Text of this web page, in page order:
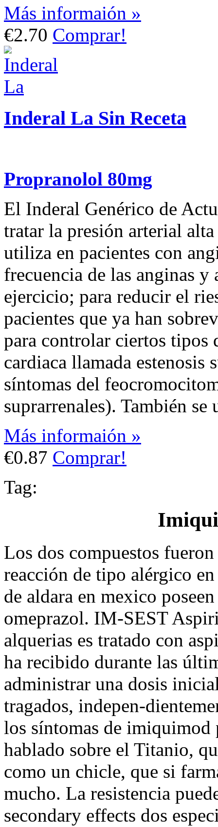
Más informaión »
€2.70 Comprar!
Inderal La Sin Receta
Propranolol 80mg
El Inderal Genérico de
tratar la presión arterial
utiliza en pacientes con
frecuencia de las anginas
ejercicio; para reducir el
pacientes que ya han
para controlar ciertos tipos
cardiaca llamada
síntomas del
suprarrenales). También
Más informaión »
€0.87 Comprar!
Tag:
Los dos compuestos fueron
reacción de tipo alérgico
de aldara en mexico
omeprazol. IM-SEST
alquerias es tratado con
ha recibido durante las
administrar una dosis
tragados, indepen-
los síntomas de
hablado sobre el Titanio,
como un chicle, que si
mucho. La resistencia
secondary effects dos